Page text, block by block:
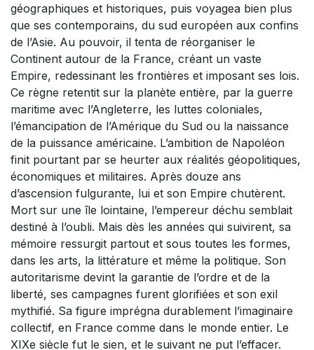
géographiques et historiques, puis voyagea bien plus
que ses contemporains, du sud européen aux confins
de l’Asie. Au pouvoir, il tenta de réorganiser le
Continent autour de la France, créant un vaste
Empire, redessinant les frontières et imposant ses lois.
Ce règne retentit sur la planète entière, par la guerre
maritime avec l’Angleterre, les luttes coloniales,
l’émancipation de l’Amérique du Sud ou la naissance
de la puissance américaine. L’ambition de Napoléon
finit pourtant par se heurter aux réalités géopolitiques,
économiques et militaires. Après douze ans
d’ascension fulgurante, lui et son Empire chutèrent.
Mort sur une île lointaine, l’empereur déchu semblait
destiné à l’oubli. Mais dès les années qui suivirent, sa
mémoire ressurgit partout et sous toutes les formes,
dans les arts, la littérature et même la politique. Son
autoritarisme devint la garantie de l’ordre et de la
liberté, ses campagnes furent glorifiées et son exil
mythifié. Sa figure imprégna durablement l’imaginaire
collectif, en France comme dans le monde entier. Le
XIXe siècle fut le sien, et le suivant ne put l’effacer.